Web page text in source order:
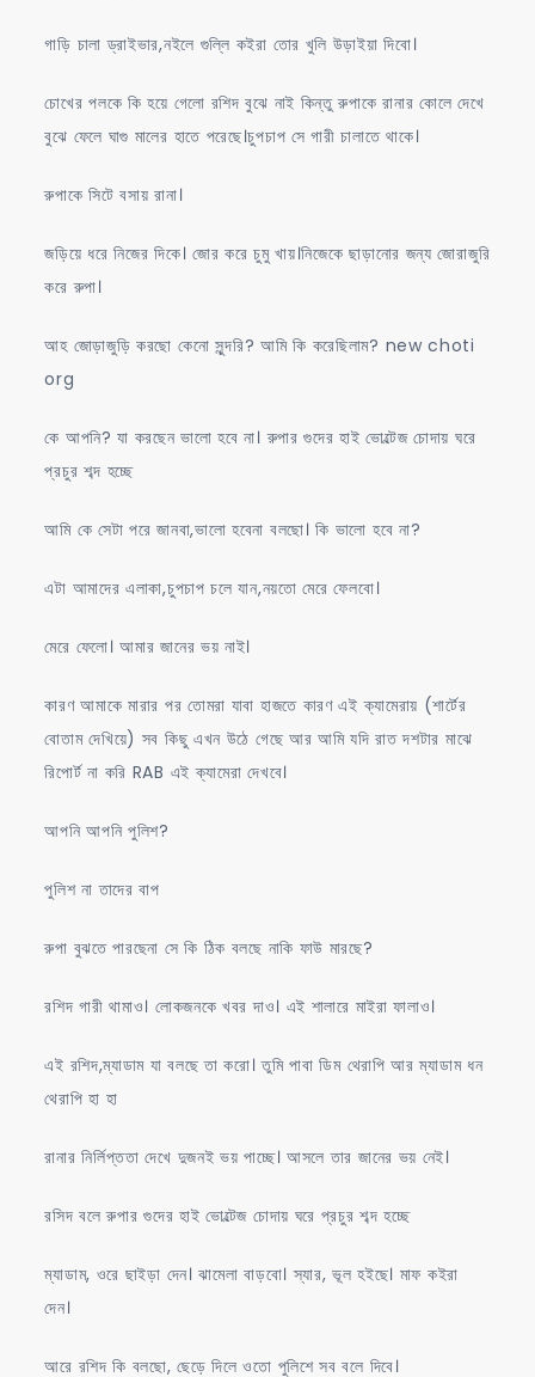
গাড়ি চালা ড্রাইভার,নইলে গুল্লি কইরা তোর খুলি উড়াইয়া দিবো।
চোখের পলকে কি হয়ে গেলো রশিদ বুঝে নাই কিন্তু রুপাকে রানার কোলে দেখে
বুঝে ফেলে ঘাগু মালের হাতে পরেছে।চুপচাপ সে গারী চালাতে থাকে।
রুপাকে সিটে বসায় রানা।
জড়িয়ে ধরে নিজের দিকে। জোর করে চুমু খায়।নিজেকে ছাড়ানোর জন্য জোরাজুরি
করে রুপা।
আহ জোড়াজুড়ি করছো কেনো সুন্দরি? আমি কি করেছিলাম? new choti
org
কে আপনি? যা করছেন ভালো হবে না। রুপার গুদের হাই ভোল্টেজ চোদায় ঘরে
প্রচুর শব্দ হচ্ছে
আমি কে সেটা পরে জানবা,ভালো হবেনা বলছো। কি ভালো হবে না?
এটা আমাদের এলাকা,চুপচাপ চলে যান,নয়তো মেরে ফেলবো।
মেরে ফেলো। আমার জানের ভয় নাই।
কারণ আমাকে মারার পর তোমরা যাবা হাজতে কারণ এই ক্যামেরায় (শার্টের
বোতাম দেখিয়ে) সব কিছু এখন উঠে গেছে আর আমি যদি রাত দশটার মাঝে
রিপোর্ট না করি RAB এই ক্যামেরা দেখবে।
আপনি আপনি পুলিশ?
পুলিশ না তাদের বাপ
রুপা বুঝতে পারছেনা সে কি ঠিক বলছে নাকি ফাউ মারছে?
রশিদ গারী থামাও। লোকজনকে খবর দাও। এই শালারে মাইরা ফালাও।
এই রশিদ,ম্যাডাম যা বলছে তা করো। তুমি পাবা ডিম থেরাপি আর ম্যাডাম ধন
থেরাপি হা হা
রানার নির্লিপ্ততা দেখে দুজনই ভয় পাচ্ছে। আসলে তার জানের ভয় নেই।
রসিদ বলে রুপার গুদের হাই ভোল্টেজ চোদায় ঘরে প্রচুর শব্দ হচ্ছে
ম্যাডাম, ওরে ছাইড়া দেন। ঝামেলা বাড়বো। স্যার, ভূল হইছে। মাফ কইরা
দেন।
আরে রশিদ কি বলছো, ছেড়ে দিলে ওতো পুলিশে সব বলে দিবে।